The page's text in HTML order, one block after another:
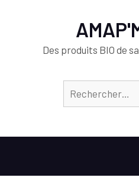
Des produits BIO de